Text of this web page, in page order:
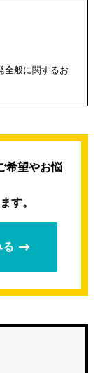
全般に関するお
希望やお悩
す。
る